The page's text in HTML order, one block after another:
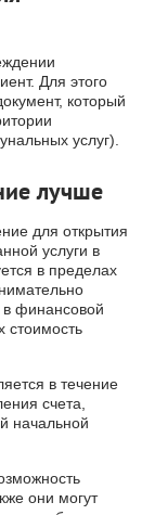
Для этого
который
услуг).
лучше
для открытия
услуги в
в пределах
в финансовой
стоимость
в течение
счета,
начальной
они могут